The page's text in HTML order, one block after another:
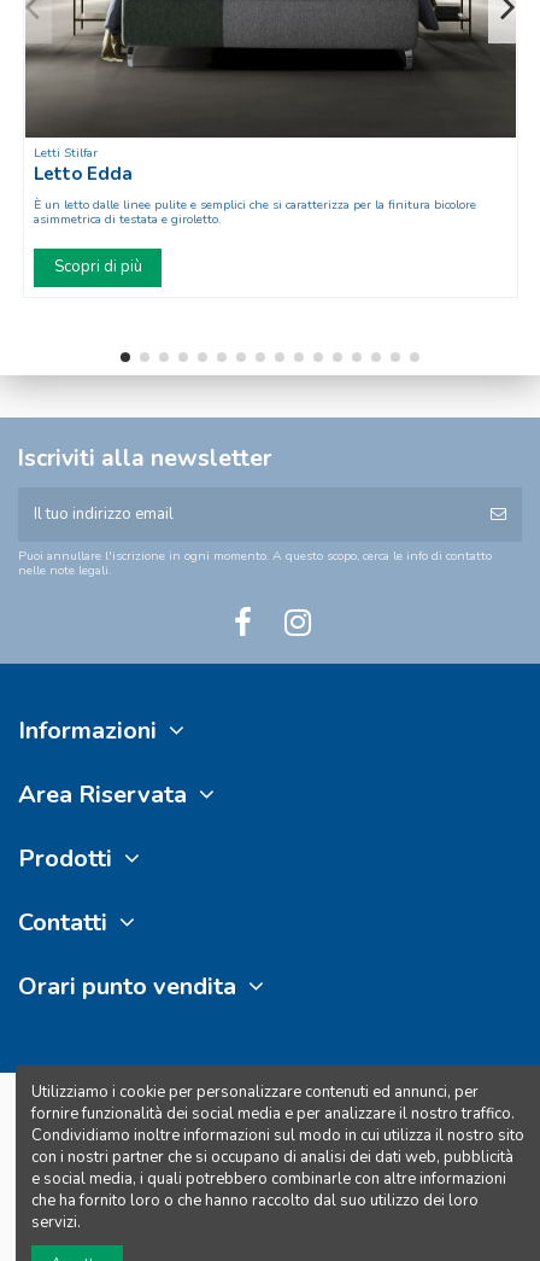
Letti Stilfar
Letto Edda
È un letto dalle linee pulite e semplici che si caratterizza per la finitura bicolore
asimmetrica di testata e giroletto.
Scopri di più
Iscriviti alla newsletter
Puoi annullare l'iscrizione in ogni momento. A questo scopo, cerca le info di contatto
nelle note legali.
Informazioni
Area Riservata
Prodotti
Contatti
Orari punto vendita
Diritto d'autore 2024 | Notte Convenienza P.Iva 16120911009 - Tutti i
diritti riservati
Utilizziamo i cookie per personalizzare contenuti ed annunci, per
fornire funzionalità dei social media e per analizzare il nostro traffico.
Condividiamo inoltre informazioni sul modo in cui utilizza il nostro sito
con i nostri partner che si occupano di analisi dei dati web, pubblicità
e social media, i quali potrebbero combinarle con altre informazioni
che ha fornito loro o che hanno raccolto dal suo utilizzo dei loro
servizi.